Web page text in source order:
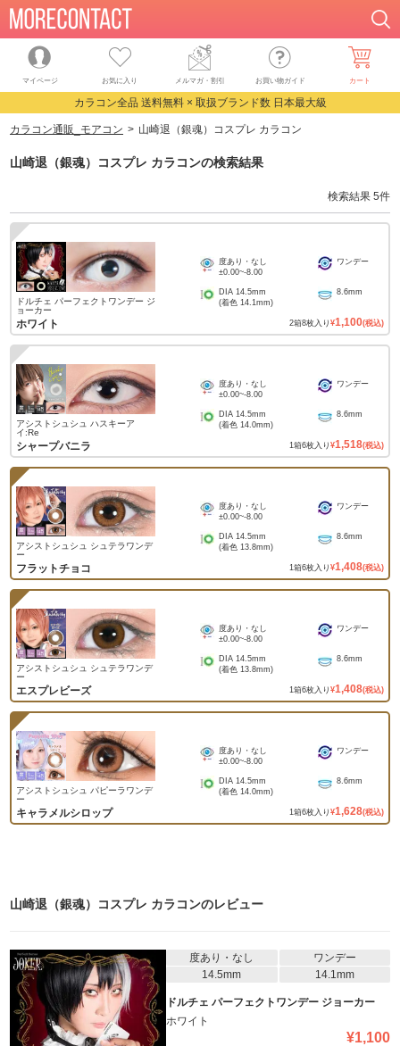
マイページ お気に入り メルマガ・割引 お買い物ガイド カート
カラコン全品 送料無料 × 取扱ブランド数 日本最大級
カラコン通販_モアコン 山崎退（銀魂）コスプレ カラコン
山崎退（銀魂）コスプレ カラコンの検索結果
検索結果 5件
ドルチェ パーフェクトワンデー ジ
ョーカー
ホワイト
度あり・なし
±0.00~-8.00
ワンデー
DIA 14.5mm
(着色 14.1mm)
8.6mm
2箱8枚入り ¥1,100(税込)
アシストシュシュ ハスキーア
イ:Re
シャープバニラ
度あり・なし
±0.00~-8.00
ワンデー
DIA 14.5mm
(着色 14.0mm)
8.6mm
1箱6枚入り ¥1,518(税込)
アシストシュシュ シュテラワンデ
ー
フラットチョコ
度あり・なし
±0.00~-8.00
ワンデー
DIA 14.5mm
(着色 13.8mm)
8.6mm
1箱6枚入り ¥1,408(税込)
アシストシュシュ シュテラワンデ
ー
エスプレビーズ
度あり・なし
±0.00~-8.00
ワンデー
DIA 14.5mm
(着色 13.8mm)
8.6mm
1箱6枚入り ¥1,408(税込)
アシストシュシュ パピーラワンデ
ー
キャラメルシロップ
度あり・なし
±0.00~-8.00
ワンデー
DIA 14.5mm
(着色 14.0mm)
8.6mm
1箱6枚入り ¥1,628(税込)
山崎退（銀魂）コスプレ カラコンのレビュー
度あり・なし
ワンデー
14.5mm
14.1mm
ドルチェ パーフェクトワンデー ジョーカー
ホワイト
¥1,100